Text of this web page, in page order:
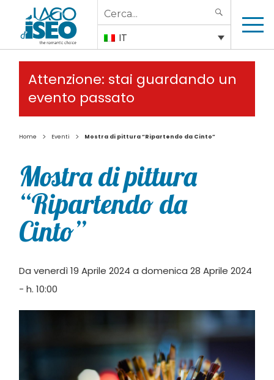
Search
for:
IT
Attenzione: stai guardando un
evento passato
Home > Eventi > Mostra di pittura “Ripartendo da Cinto”
Mostra di pittura
“Ripartendo da
Cinto”
Da venerdì 19 Aprile 2024 a domenica 28 Aprile 2024
- h. 10:00